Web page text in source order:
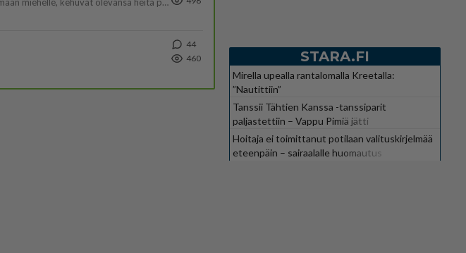
44
460
STARA.FI
Mirella upealla rantalomalla Kreetalla:
”Nautittiin”
Tanssii Tähtien Kanssa -tanssiparit
paljastettiin – Vappu Pimiä jätti
suosikkiohjelman
Hoitaja ei toimittanut potilaan valituskirjelmää
eteenpäin – sairaalalle huomautus